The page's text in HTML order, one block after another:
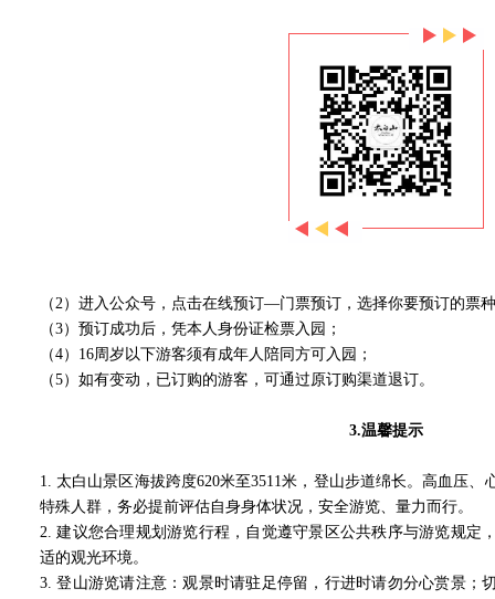
（2）进入公众号，点击在线预订—门票预订，选择你要预订的票
（3）预订成功后，凭本人身份证检票入园；
（4）16周岁以下游客须有成年人陪同方可入园；
（5）如有变动，已订购的游客，可通过原订购渠道退订。
3.温馨提示
1. 太白山景区海拔跨度620米至3511米，登山步道绵长。高血压
特殊人群，务必提前评估自身身体状况，安全游览、量力而行。
2. 建议您合理规划游览行程，自觉遵守景区公共秩序与游览规定
适的观光环境。
3. 登山游览请注意：观景时请驻足停留，行进时请勿分心赏景；